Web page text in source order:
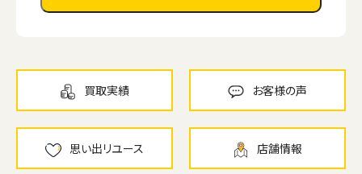
買取実績 お客様の声
思い出リユース 店舗情報